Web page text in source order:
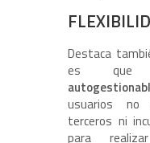
Destaca
es que
usuarios no
terceros ni
para